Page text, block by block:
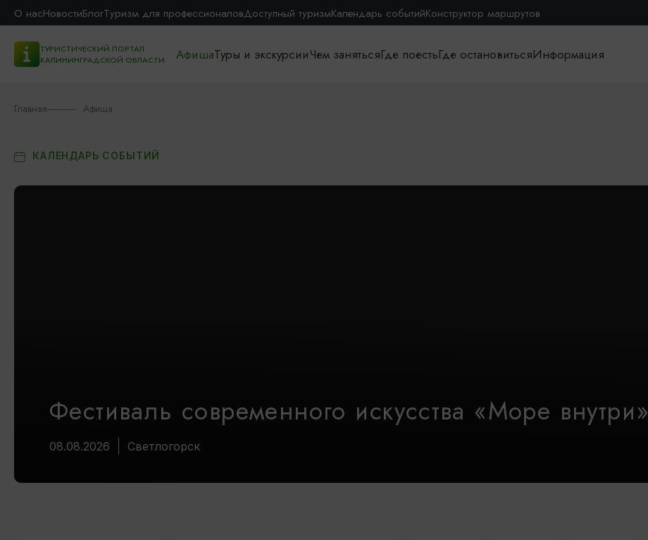
О насНовостиБлогТуризм для профессионаловДоступный туризмКалендарь событийКонструктор маршрутов
ТУРИСТИЧЕСКИЙ ПОРТАЛ
КАЛИНИНГРАДСКОЙ ОБЛАСТИ
АфишаТуры и экскурсииЧем занятьсяГде поестьГде остановитьсяИнформация
Главная Афиша
КАЛЕНДАРЬ СОБЫТИЙ
Фестиваль современного искусства «Море внутри»
08.08.2026 Светлогорск